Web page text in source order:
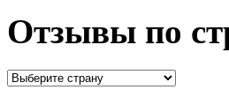
Отзывы по